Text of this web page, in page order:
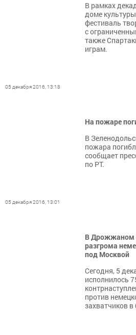
В рамках
доме
фестиваль
с
также
играм.
05 декабря 2016, 13:18
На пожаре
В
пожара
сообщает
по РТ.
05 декабря 2016, 13:01
В Дрожжаном
разгрома
под Москвой
Сегодня, 5
исполнилось
против
захватчиков в